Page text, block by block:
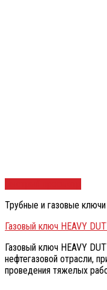
Трубные и газовые ключи
Газовый ключ HEAVY
Газовый ключ HEAVY
нефтегазовой отрасли,
проведения тяжелых